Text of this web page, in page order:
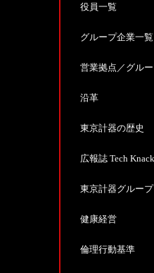
役員一覧
グループ企業一覧
営業拠点／グル
沿革
東京計器の歴史
広報誌 Tech Knack
東京計器グルー
健康経営
倫理行動基準